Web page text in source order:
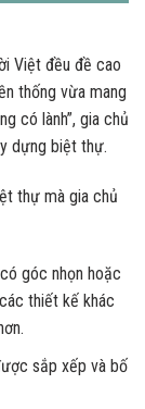
Việt đều đề cao
thống vừa mang
có lành”, gia chủ
dựng biệt thự.
thự mà gia chủ
góc nhọn hoặc
thiết kế khác
sắp xếp và bố